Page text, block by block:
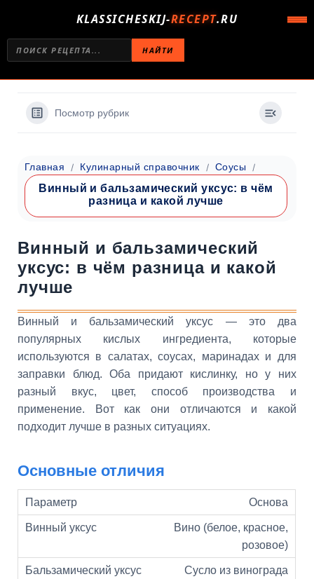
KLASSICHESKIJ-RECEPT.RU
НАЙТИ
Посмотр рубрик
Главная Кулинарный справочник Соусы
Винный и бальзамический уксус: в чём
разница и какой лучше
Винный и бальзамический
уксус: в чём разница и какой
лучше
Винный и бальзамический уксус — это два
популярных кислых ингредиента, которые
используются в салатах, соусах, маринадах и для
заправки блюд. Оба придают кислинку, но у них
разный вкус, цвет, способ производства и
применение. Вот как они отличаются и какой
подходит лучше в разных ситуациях.
Основные отличия
Основа
Вино (белое, красное,
розовое)
Сусло из винограда